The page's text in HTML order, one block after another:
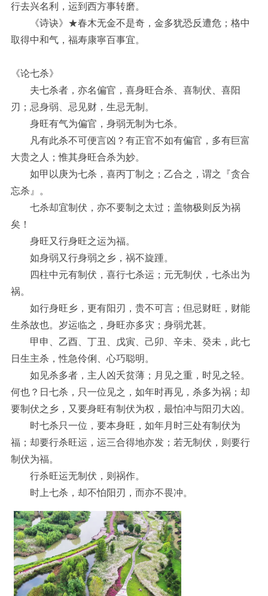
行去兴名利，运到西方事转磨。
《诗诀》★春木无金不是奇，金多犹恐反遭危；格中
取得中和气，福寿康寧百事宜。
《论七杀》
夫七杀者，亦名偏官，喜身旺合杀、喜制伏、喜阳
刃；忌身弱、忌见财，生忌无制。
身旺有气为偏官，身弱无制为七杀。
凡有此杀不可便言凶？有正官不如有偏官，多有巨富
大贵之人；惟其身旺合杀为妙。
如甲以庚为七杀，喜丙丁制之；乙合之，谓之『贪合
忘杀』。
七杀却宜制伏，亦不要制之太过；盖物极则反为祸
矣！
身旺又行身旺之运为福。
如身弱又行身弱之乡，祸不旋踵。
四柱中元有制伏，喜行七杀运；元无制伏，七杀出为
祸。
如行身旺乡，更有阳刃，贵不可言；但忌财旺，财能
生杀故也。岁运临之，身旺亦多灾；身弱尤甚。
甲申、乙酉、丁丑、戊寅、己卯、辛未、癸未，此七
日生主杀，性急伶俐、心巧聪明。
如见杀多者，主人凶夭贫薄；月见之重，时见之轻。
何也？日七杀，只一位见之，如年时再见，杀多为祸；却
要制伏之乡，又要身旺有制伏为权，最怕冲与阳刃大凶。
时七杀只一位，要本身旺，如年月时三处有制伏为
福；却要行杀旺运，运三合得地亦发；若无制伏，则要行
制伏为福。
行杀旺运无制伏，则祸作。
时上七杀，却不怕阳刃，而亦不畏冲。